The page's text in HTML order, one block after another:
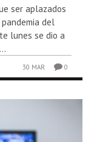
ser aplazados
del
lunes se dio a
30 MAR 0